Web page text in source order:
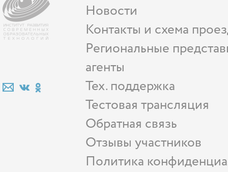
Новости
Контакты и схема
Региональные
агенты
Тех. поддержка
Тестовая трансляция
Обратная связь
Отзывы участников
Политика